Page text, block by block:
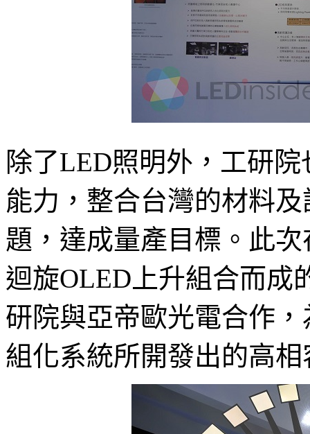
除了LED照明外，工研
能力，整合台灣的材料
題，達成量產目標。此
迴旋OLED上升組合而成
研院與亞帝歐光電合作
組化系統所開發出的高